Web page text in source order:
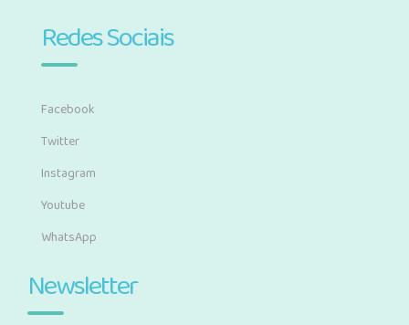
Redes Sociais
Facebook
Twitter
Instagram
Youtube
WhatsApp
Newsletter